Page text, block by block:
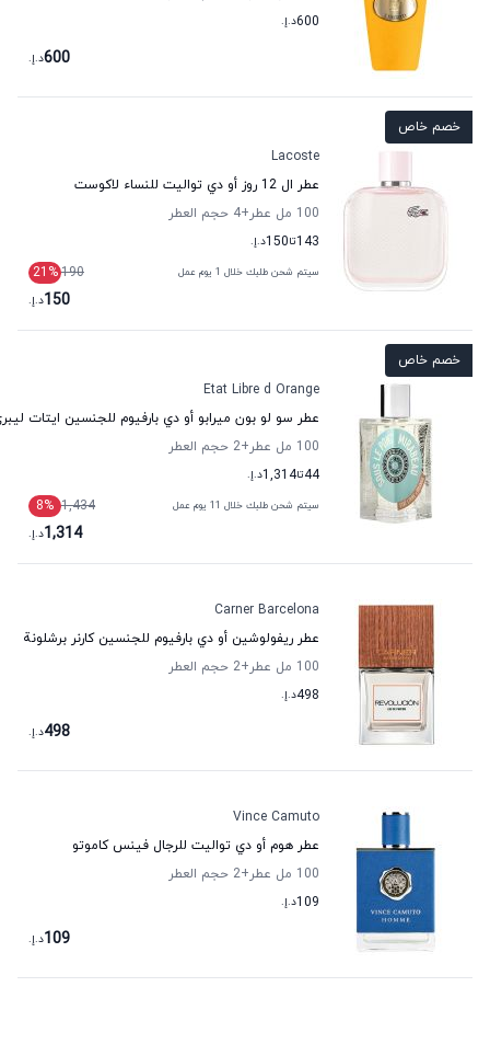
600د.إ.
600د.إ.
خصم خاص
Lacoste
عطر ال 12 روز أو دي تواليت للنساء لاكوست
100 مل عطر
+4
حجم العطر
143تا150د.إ.
سيتم شحن طلبك خلال 1 يوم عمل 190
21 %
150د.إ.
خصم خاص
Etat Libre d Orange
عطر سو لو بون ميرابو أو دي بارفيوم للجنسين ايتات
100 مل عطر
+2
حجم العطر
44تا1,314د.إ.
سيتم شحن طلبك خلال 11 يوم عمل 1,434
8%
1,314د.إ.
Carner Barcelona
عطر ريفولوشين أو دي بارفيوم للجنسين كارنر برشلونة
100 مل عطر
+2
حجم العطر
498د.إ.
498د.إ.
Vince Camuto
عطر هوم أو دي تواليت للرجال فينس كاموتو
100 مل عطر
+2
حجم العطر
109د.إ.
109د.إ.